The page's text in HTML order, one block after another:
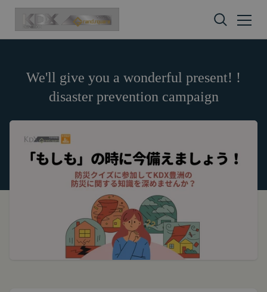
We'll give you a wonderful present! !
disaster prevention campaign
Privacy policy
株式会社GOYOH（以下「当社」といいます。）
は、当社が運営する各サービスにおいて、個人情報
の保護に関する法律、その他関連する法令等を遵守
するとともに、以下の方針に沿ってお客様からお預
かりした情報を取り扱い、正確性および機密性の保
Terms of service
株式会社GOYOHが運営するESGポータルサイトサ
ービス（以下「本サービス」といいます。）のご利
用規約（以下「本規約」といいます。）を下記の通
り定めます。
本サービスをご利用される方は、ご登録される前に
Amazon Gift Card
A digital gift certificate usable on Amazon.co.jp.
The gift card number will be sent to the email
address registered in your member
information.
It is valid for 10 years from issuance.